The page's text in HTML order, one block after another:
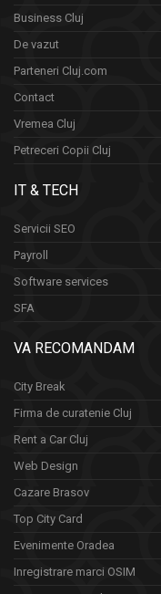
Business Cluj
De vazut
Parteneri Cluj.com
Contact
Vremea Cluj
Petreceri Copii Cluj
IT & TECH
Servicii SEO
Payroll
Software services
SFA
VA RECOMANDAM
City Break
Firma de curatenie Cluj
Rent a Car Cluj
Web Design
Cazare Brasov
Top City Card
Evenimente Oradea
Inregistrare marci OSIM